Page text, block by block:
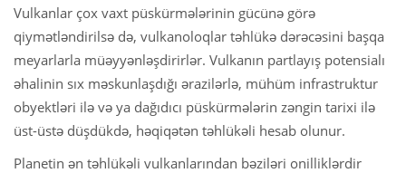
Vulkanlar çox vaxt püskürmələrinin gücünə görə
qiymətləndirilsə də, vulkanoloqlar təhlükə dərəcəsini başqa
meyarlarla müəyyənləşdirirlər. Vulkanın partlayış potensialı
əhalinin sıx məskunlaşdığı ərazilərlə, mühüm infrastruktur
obyektləri ilə və ya dağıdıcı püskürmələrin zəngin tarixi ilə
üst-üstə düşdükdə, həqiqətən təhlükəli hesab olunur.
Planetin ən təhlükəli vulkanlarından bəziləri onilliklərdir